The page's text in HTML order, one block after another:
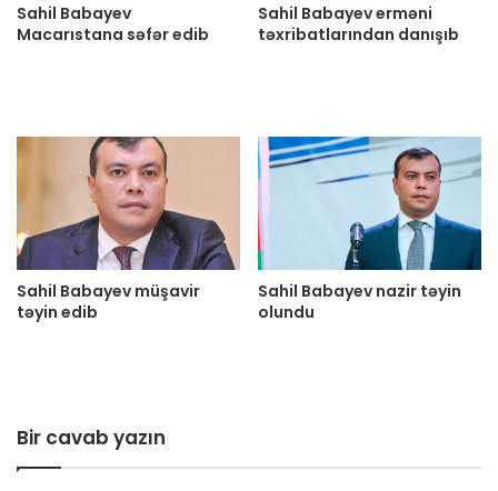
Sahil Babayev
Macarıstana səfər edib
Sahil Babayev erməni
təxribatlarından danışıb
Sahil Babayev müşavir
təyin edib
Sahil Babayev nazir təyin
olundu
Bir cavab yazın